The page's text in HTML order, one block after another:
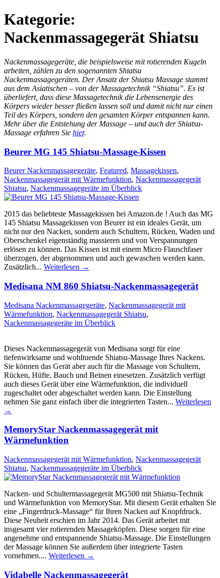
Kategorie:
Nackenmassagegerät Shiatsu
Nackenmassagegeräte, die beispielsweise mit rotierenden Kugeln
arbeiten, zählen zu den sogenannten Shiatsu
Nackenmassagegeräten. Der Ansatz der Shiatsu Massage stammt
aus dem Asiatischen – von der Massagetechnik “Shiatsu”. Es ist
überliefert, dass diese Massagetechnik die Lebensenergie des
Körpers wieder besser fließen lassen soll und damit nicht nur einen
Teil des Körpers, sondern den gesamten Körper entspannen kann.
Mehr über die Entstehung der Massage – und auch der Shiatsu-
Massage erfahren Sie hier.
Beurer MG 145 Shiatsu-Massage-Kissen
Beurer Nackenmassagegeräte, Featured, Massagekissen,
Nackenmassagegerät mit Wärmefunktion, Nackenmassagegerät
Shiatsu, Nackenmassagegeräte im Überblick
2015 das beliebteste Massagekissen bei Amazon.de ! Auch das MG
145 Shiatsu Massagekissen von Beurer ist ein ideales Gerät, um
nicht nur den Nacken, sondern auch Schultern, Rücken, Waden und
Oberschenkel eigenständig massieren und von Verspannungen
erlösen zu können. Das Kissen ist mit einem Micro Flauschfaser
überzogen, der abgenommen und auch gewaschen werden kann.
Zusätzlich... Weiterlesen →
Medisana NM 860 Shiatsu-Nackenmassagegerät
Medisana Nackenmassagegeräte, Nackenmassagegerät mit
Wärmefunktion, Nackenmassagegerät Shiatsu,
Nackenmassagegeräte im Überblick
Dieses Nackenmassagegerät von Medisana sorgt für eine
tiefenwirksame und wohltuende Shiatsu-Massage Ihres Nackens.
Sie können das Gerät aber auch für die Massage von Schultern,
Rücken, Hüfte, Bauch und Beinen einesetzen. Zusätzlich verfügt
auch dieses Gerät über eine Wärmefunktion, die individuell
zugeschaltet oder abgeschaltet werden kann. Die Einstellung
nehmen Sie ganz einfach über die integrierten Tasten... Weiterlesen
→
MemoryStar Nackenmassagegerät mit
Wärmefunktion
Nackenmassagegerät mit Wärmefunktion, Nackenmassagegerät
Shiatsu, Nackenmassagegeräte im Überblick
Nacken- und Schultermassagegerät MG500 mit Shiatsu-Technik
und Wärmefunktion von MemoryStar. Mit diesem Gerät erhalten Sie
eine „Fingerdruck-Massage“ für Ihren Nacken auf Knopfdruck.
Diese Neuheit erschien im Jahr 2014. Das Gerät arbeitet mit
insgesamt vier rotierenden Massageköpfen. Diese sorgen für eine
angenehme und entspannende Shiatsu-Massage. Die Einstellungen
der Massage können Sie außerdem über integrierte Tasten
vornehmen.... Weiterlesen →
Vidabelle Nackenmassagegerät